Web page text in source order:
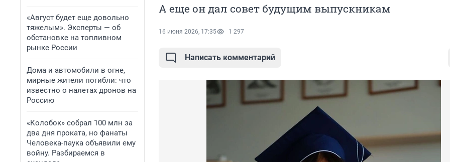
«Август будет еще довольно
тяжелым». Эксперты — об
обстановке на топливном
рынке России
Дома и автомобили в огне,
мирные жители погибли: что
известно о налетах дронов на
Россию
«Колобок» собрал 100 млн за
два дня проката, но фанаты
Человека-паука объявили ему
войну. Разбираемся в
А еще он дал совет будущим выпускникам
16 июня 2026, 17:35 1 297
Написать комментарий